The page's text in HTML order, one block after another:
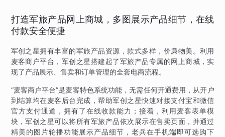
打造军旅产品网上商城，多图展示产品细节，在线
付款安全便捷
军创之星拥有丰富的军旅产品资源，款式多样，价廉物美。利用
麦客商户平台，军创之星搭建起了军旅产品专属的网上商城，实
现了产品展示、售卖和订单管理的全套电商流程。
“麦客商户平台”是麦客特色系统功能，无需任何开通费用，从开户
到结算均在麦客后台完成，帮助军创之星快速对接支付宝和微信
官方支付通道，拥有了在线收款能力；接着，利用麦客表单模
块，军创之星可以将所有军旅产品依次展示在售卖页面，并通过
精美的图片轮播功能展示产品细节，老兵在手机端即可选购下